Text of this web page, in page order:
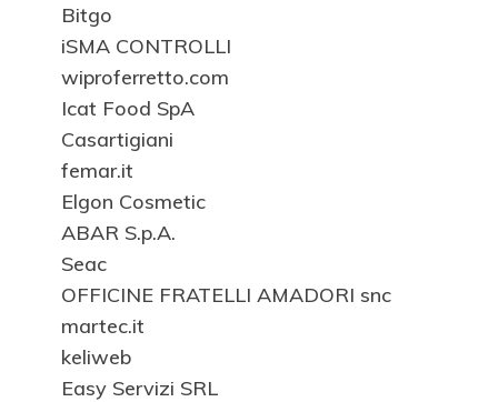
Bitgo
iSMA CONTROLLI
wiproferretto.com
Icat Food SpA
Casartigiani
femar.it
Elgon Cosmetic
ABAR S.p.A.
Seac
OFFICINE FRATELLI AMADORI snc
martec.it
keliweb
Easy Servizi SRL